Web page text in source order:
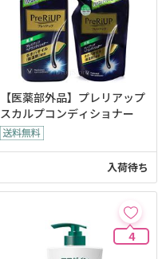
【医薬部外品】プレリアップ
スカルプコンディショナー
入荷待ち
4